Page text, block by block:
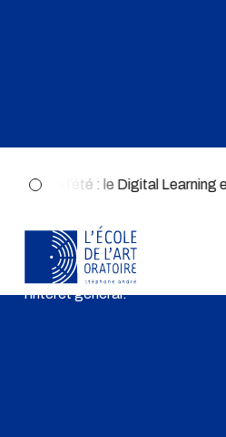
de l’été : le Digital Learning
Nos
formation ! Chaque année,
l’éloquence dans les
l’intérêt général.